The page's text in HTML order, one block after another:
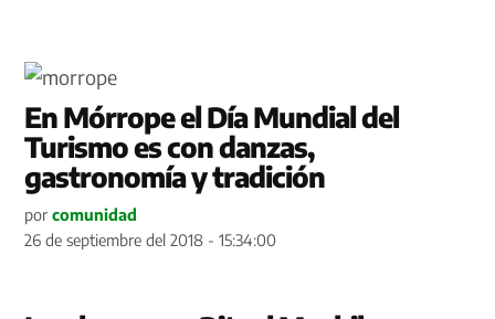
En Mórrope el Día Mundial del
Turismo es con danzas,
gastronomía y tradición
por comunidad
26 de septiembre del 2018 - 15:34:00